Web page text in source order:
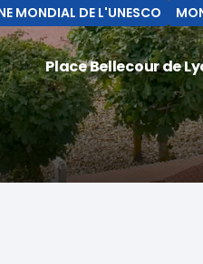
MONDIAL DE L'UNESCO
Place Bellecour de